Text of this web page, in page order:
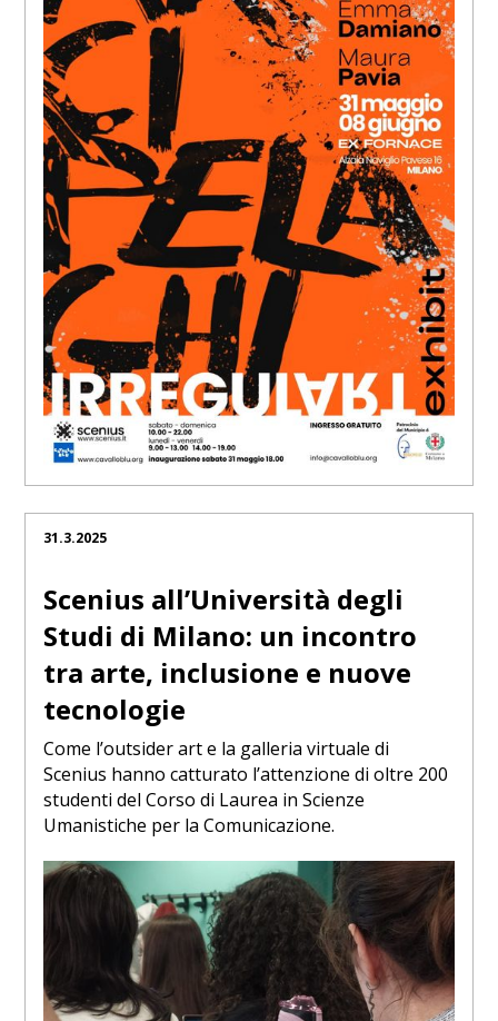
31.3.2025
Scenius all’Università degli
Studi di Milano: un incontro
tra arte, inclusione e nuove
tecnologie
Come l’outsider art e la galleria virtuale di
Scenius hanno catturato l’attenzione di oltre 200
studenti del Corso di Laurea in Scienze
Umanistiche per la Comunicazione.